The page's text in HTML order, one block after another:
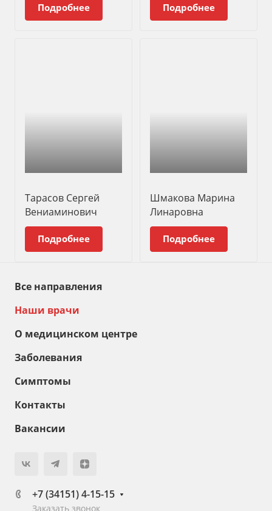
Подробнее Подробнее
Тарасов Сергей
Вениаминович
Подробнее
Шмакова Марина
Линаровна
Подробнее
Все направления
Наши врачи
О медицинском центре
Заболевания
Симптомы
Контакты
Вакансии
+7 (34151) 4-15-15
Заказать звонок